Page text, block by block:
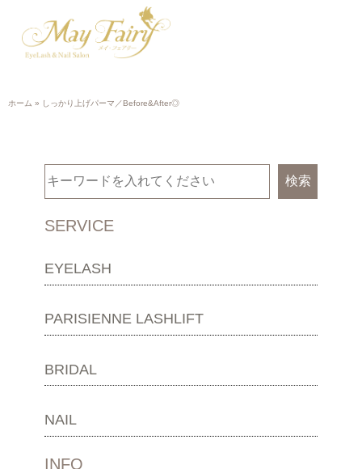
ホーム » しっかり上げパーマ／Before&After◎
検索
SERVICE
EYELASH
PARISIENNE LASHLIFT
BRIDAL
NAIL
INFO